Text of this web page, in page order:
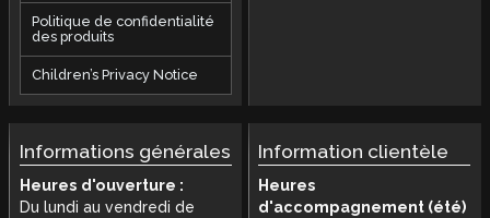
Politique de confidentialité
des produits
Children’s Privacy Notice
Informations générales
Heures d'ouverture :
Du lundi au vendredi de
Information clientèle
Heures
d'accompagnement (été)